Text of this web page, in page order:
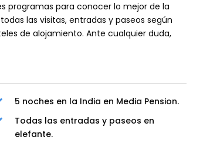
programas para conocer lo mejor de la
las visitas, entradas y paseos según
de alojamiento. Ante cualquier duda,
5 noches en la India en Media Pension.
Todas las entradas y paseos en
elefante.